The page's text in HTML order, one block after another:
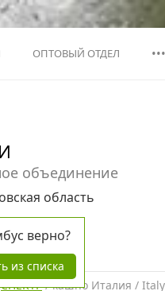
ОПТОВЫЙ ОТДЕЛ •••
объединение
область
верно?
из списка
СПЕКТР / кашпо Италия /